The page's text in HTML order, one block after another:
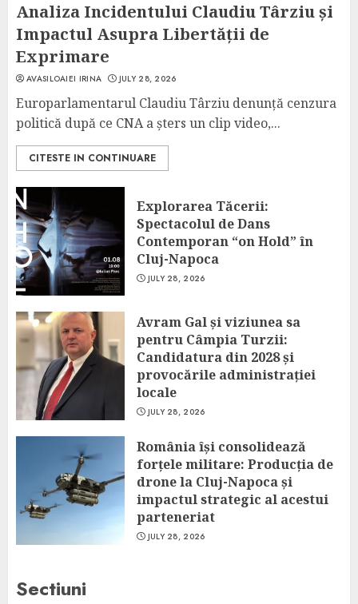
Analiza Incidentului Claudiu Târziu și
Impactul Asupra Libertății de
Exprimare
AVASILOAIEI IRINA JULY 28, 2026
Europarlamentarul Claudiu Târziu denunță cenzura
politică după ce CNA a șters un clip video,...
CITESTE IN CONTINUARE
Explorarea Tăcerii:
Spectacolul de Dans
Contemporan “on Hold” în
Cluj-Napoca
JULY 28, 2026
Avram Gal și viziunea sa
pentru Câmpia Turzii:
Candidatura din 2028 și
provocările administrației
locale
JULY 28, 2026
România își consolidează
forțele militare: Producția de
drone la Cluj-Napoca și
impactul strategic al acestui
parteneriat
JULY 28, 2026
Sectiuni